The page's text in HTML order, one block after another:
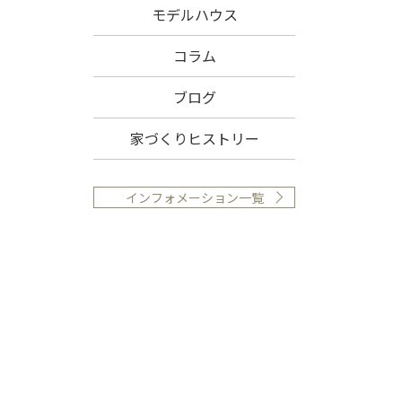
モデルハウス
コラム
ブログ
家づくりヒストリー
インフォメーション一覧